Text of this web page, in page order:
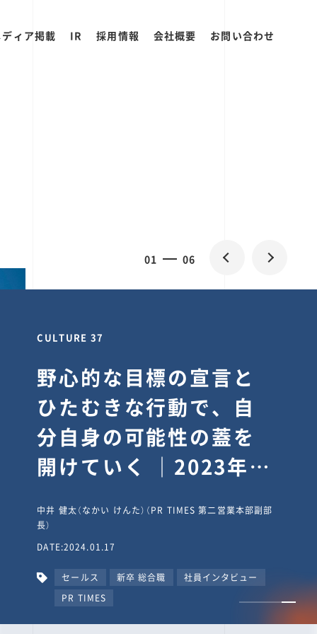
ィア掲載 IR 採用情報 会社概要 お問い合わせ
01 06
CULTURE 37
野心的な目標の宣言と
ひたむきな行動で、自
分自身の可能性の蓋を
開けていく ｜2023年度
タビュー #PR
TIMESな人たち
中井 健太（なかい けんた）（PR TIMES 第二営業本部副部
長）
DATE:2024.01.17
セールス 新卒 総合職
社員インタビュー
PR TIMES